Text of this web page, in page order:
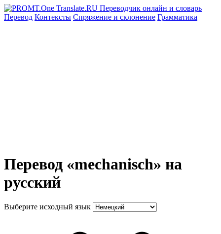
Перевод Контексты Спряжение и склонение Грамматика
Перевод «mechanisch» на
русский
Выберите исходный язык